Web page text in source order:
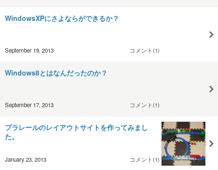
WindowsXPにさよならができるか？
September 19, 2013 コメント(1)
Windows8とはなんだったのか？
September 17, 2013 コメント(1)
プラレールのレイアウトサイトを作ってみまし
た。
January 23, 2013 コメント(1)